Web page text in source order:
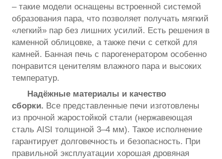
– такие модели оснащены встроенной системой
образования пара, что позволяет получать мягкий
«легкий» пар без лишних усилий. Есть решения в
каменной облицовке, а также печи с сеткой для
камней. Банная печь с парогенератором особенно
понравится ценителям влажного пара и высоких
температур.
Надёжные материалы и качество
сборки. Все представленные печи изготовлены
из прочной жаростойкой стали (нержавеющая
сталь AISI толщиной 3–4 мм). Такое исполнение
гарантирует долговечность и безопасность. При
правильной эксплуатации хорошая дровяная